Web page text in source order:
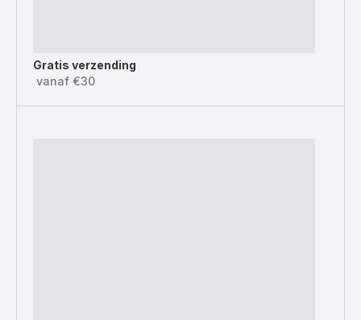
Gratis verzending
vanaf €30